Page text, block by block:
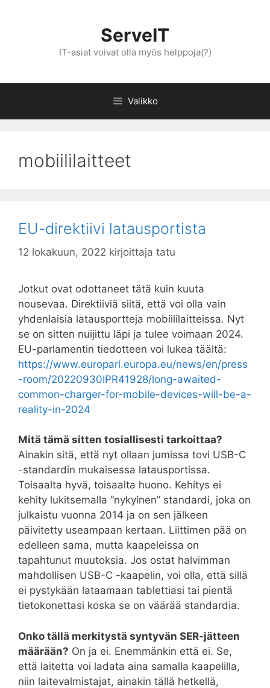
ServeIT
IT-asiat voivat olla myös helppoja(?)
Valikko
mobiililaitteet
EU-direktiivi latausportista
12 lokakuun, 2022 kirjoittaja tatu
Jotkut ovat odottaneet tätä kuin kuuta
nousevaa. Direktiiviä siitä, että voi olla vain
yhdenlaisia latausportteja mobiililaitteissa. Nyt
se on sitten nuijittu läpi ja tulee voimaan 2024.
EU-parlamentin tiedotteen voi lukea täältä:
https://www.europarl.europa.eu/news/en/press
-room/20220930IPR41928/long-awaited-
common-charger-for-mobile-devices-will-be-a-
reality-in-2024
Mitä tämä sitten tosiallisesti tarkoittaa?
Ainakin sitä, että nyt ollaan jumissa tovi USB-C
-standardin mukaisessa latausportissa.
Toisaalta hyvä, toisaalta huono. Kehitys ei
kehity lukitsemalla ”nykyinen” standardi, joka on
julkaistu vuonna 2014 ja on sen jälkeen
päivitetty useampaan kertaan. Liittimen pää on
edelleen sama, mutta kaapeleissa on
tapahtunut muutoksia. Jos ostat halvimman
mahdollisen USB-C -kaapelin, voi olla, että sillä
ei pystykään lataamaan tablettiasi tai pientä
tietokonettasi koska se on väärää standardia.
Onko tällä merkitystä syntyvän SER-jätteen
määrään? On ja ei. Enemmänkin että ei. Se,
että laitetta voi ladata aina samalla kaapelilla,
niin laitevalmistajat, ainakin tällä hetkellä,